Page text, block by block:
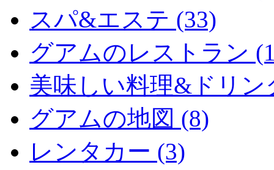
スパ&エステ (33)
グアムのレストラン
美味しい料理&ドリン
グアムの地図 (8)
レンタカー (3)